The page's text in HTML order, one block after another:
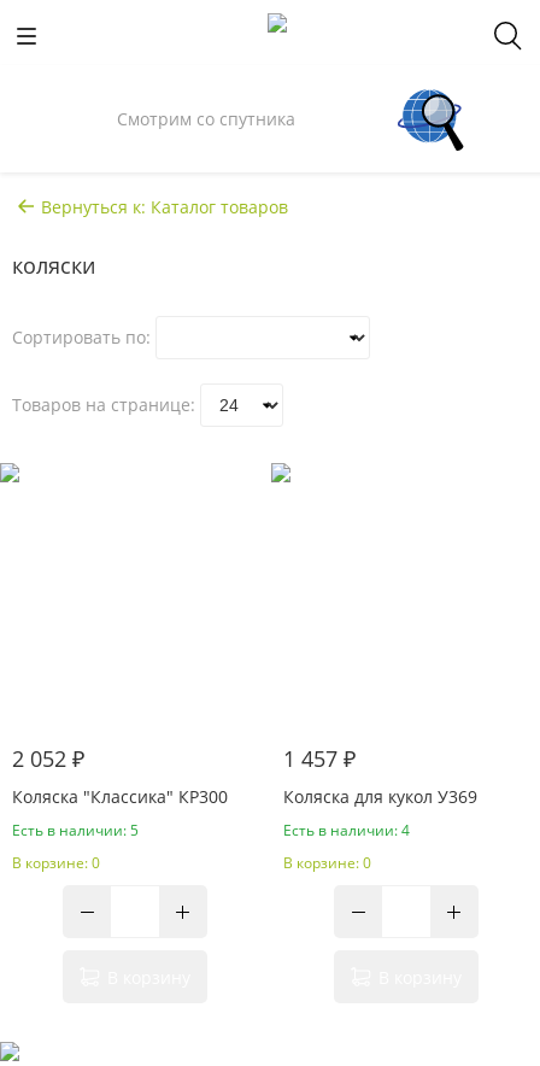
Спросили у Илона Маска
Вернуться к: Каталог товаров
коляски
Сортировать по:
Товаров на странице:
2 052 ₽
Коляска "Классика" КР300
Есть в наличии: 5
В корзине: 0
1 457 ₽
Коляска для кукол У369
Есть в наличии: 4
В корзине: 0